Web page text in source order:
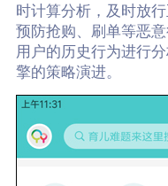
时计算分析，及时放
预防抢购、刷单等恶
用户的历史行为进行
擎的策略演进。